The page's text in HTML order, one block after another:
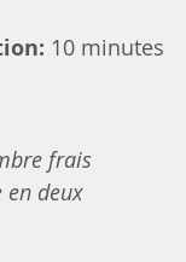
10 minutes
frais
en deux